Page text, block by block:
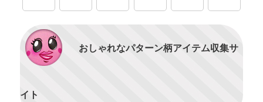
おしゃれなパターン柄アイテム収集サ
イト